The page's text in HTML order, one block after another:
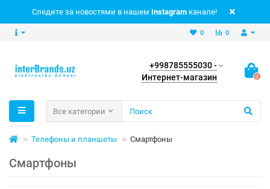
Следите за новостями в нашем Instagram канале!
0
0
+998785555030 -
Интернет-магазин
0
Все категории
Телефоны и планшеты Смартфоны
Смартфоны